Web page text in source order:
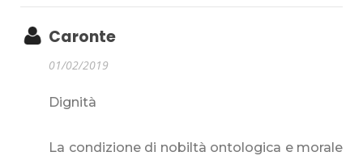
Caronte
01/02/2019
Dignità
La condizione di nobiltà ontologica e morale